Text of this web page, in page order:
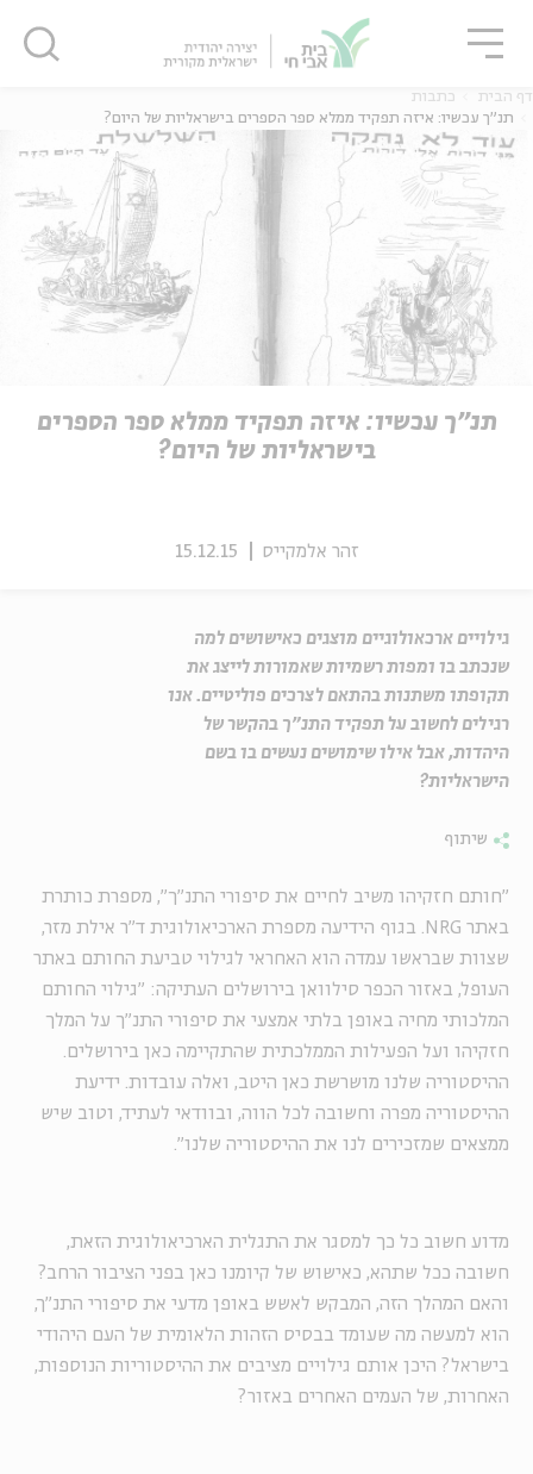
נוער
דף הבית
כתבות
תנ"ך עכשיו: איזה תפקיד ממלא ספר הספרים בישראליות של היום?
תנ"ך עכשיו: איזה תפקיד ממלא ספר הספרים
בישראליות של היום?
זהר אלמקייס 15.12.15
גילויים ארכאולוגיים מוצגים כאישושים למה
שנכתב בו ומפות רשמיות שאמורות לייצג את
תקופתו משתנות בהתאם לצרכים פוליטיים. אנו
רגילים לחשוב על תפקיד התנ"ך בהקשר של
היהדות, אבל אילו שימושים נעשים בו בשם
הישראליות?
שיתוף
"חותם חזקיהו משיב לחיים את סיפורי התנ"ך", מספרת כותרת
באתר NRG
. בגוף הידיעה מספרת הארכיאולוגית ד״ר אילת מזר,
שצוות שבראשו עמדה הוא האחראי לגילוי טביעת החותם באתר
העופל, באזור הכפר סילוואן בירושלים העתיקה: "גילוי החותם
המלכותי מחיה באופן בלתי אמצעי את סיפורי התנ"ך על המלך
חזקיהו ועל הפעילות הממלכתית שהתקיימה כאן בירושלים.
ההיסטוריה שלנו מושרשת כאן היטב, ואלה עובדות. ידיעת
ההיסטוריה מפרה וחשובה לכל הווה, ובוודאי לעתיד, וטוב שיש
ממצאים שמזכירים לנו את ההיסטוריה שלנו".
מדוע חשוב כל כך למסגר את התגלית הארכיאולוגית הזאת,
חשובה ככל שתהא, כאישוש של קיומנו כאן בפני הציבור הרחב?
והאם המהלך הזה, המבקש לאשש באופן מדעי את סיפורי התנ״ך,
הוא למעשה מה שעומד בבסיס הזהות הלאומית של העם היהודי
בישראל? היכן אותם גילויים מציבים את ההיסטוריות הנוספות,
האחרות, של העמים האחרים באזור?
סגור